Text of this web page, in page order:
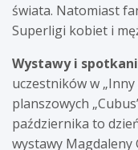
świata. Natomiast
Superligi kobiet i
Wystawy i
uczestników w
planszowych
października to
wystawy